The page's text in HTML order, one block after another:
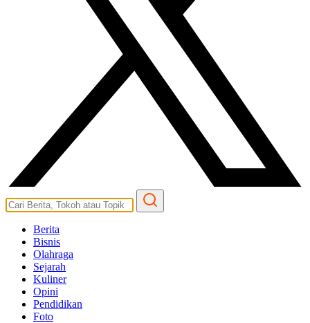
Berita
Bisnis
Olahraga
Sejarah
Kuliner
Opini
Pendidikan
Foto